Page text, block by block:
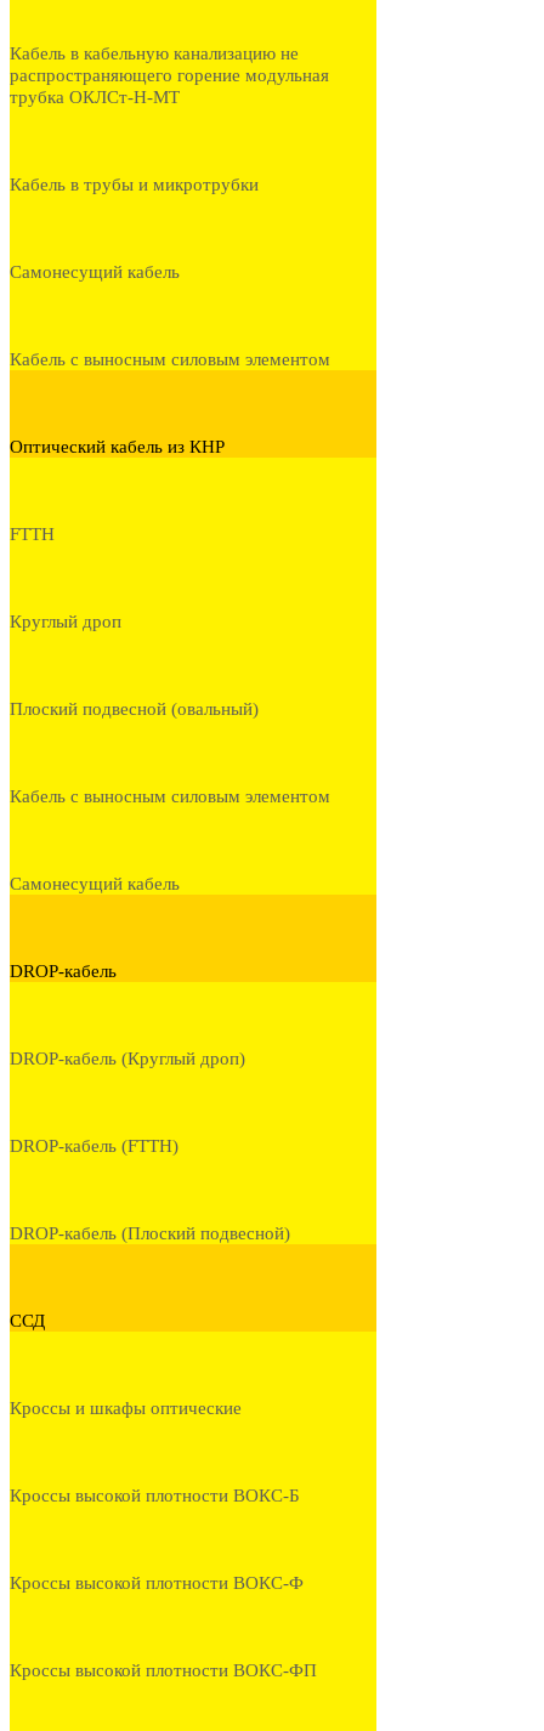
Кабель в кабельную канализацию не
распространяющего горение модульная
трубка ОКЛСт-Н-МТ
Кабель в трубы и микротрубки
Самонесущий кабель
Кабель с выносным силовым элементом
Оптический кабель из КНР
FTTH
Круглый дроп
Плоский подвесной (овальный)
Кабель с выносным силовым элементом
Самонесущий кабель
DROP-кабель
DROP-кабель (Круглый дроп)
DROP-кабель (FTTH)
DROP-кабель (Плоский подвесной)
ССД
Кроссы и шкафы оптические
Кроссы высокой плотности ВОКС-Б
Кроссы высокой плотности ВОКС-Ф
Кроссы высокой плотности ВОКС-ФП